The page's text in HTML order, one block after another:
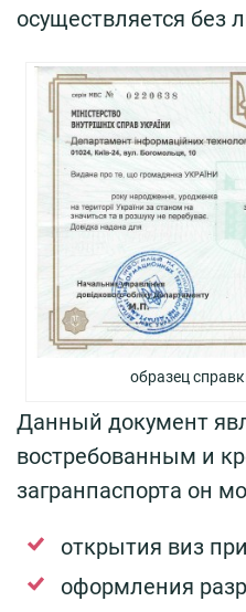
осуществляется без
образец
Данный документ
востребованным и
загранпаспорта он
открытия виз
оформления